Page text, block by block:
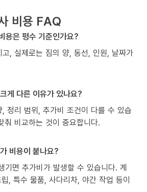
비용 FAQ
용은 평수 기준인가요?
, 실제로는 짐의 양, 동선, 인원, 날짜가
게 다른 이유가 있나요?
정리 범위, 추가비 조건이 다를 수 있습
춰 비교하는 것이 중요합니다.
비용이 붙나요?
기면 추가비가 발생할 수 있습니다. 계
, 특수 물품, 사다리차, 야간 작업 등이